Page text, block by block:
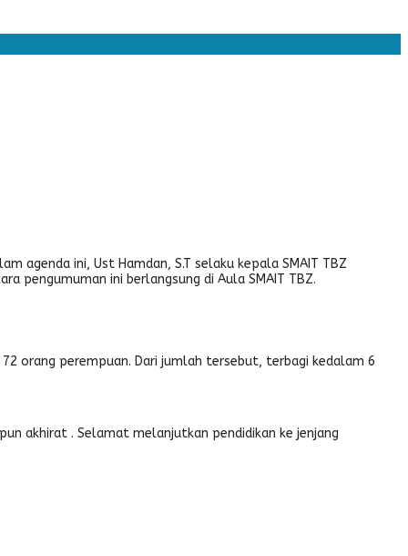
agenda ini, Ust Hamdan, S.T selaku kepala SMAIT TBZ
pengumuman ini berlangsung di Aula SMAIT TBZ.
orang perempuan. Dari jumlah tersebut, terbagi kedalam 6
akhirat . Selamat melanjutkan pendidikan ke jenjang